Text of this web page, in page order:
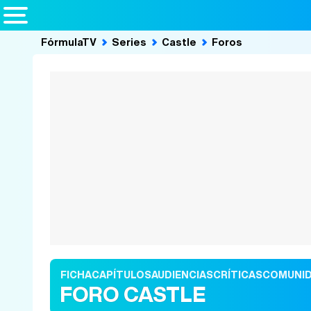
FórmulaTV Series Castle Foros
FICHACAPÍTULOSAUDIENCIASCRÍTICAS
FORO CASTLE